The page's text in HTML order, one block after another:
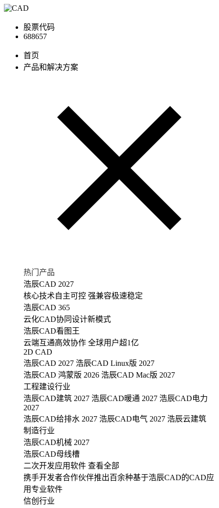
股票代码
688657
首页
产品和解决方案
热门产品
浩辰CAD 2027
核心技术自主可控 强兼容极速稳定
浩辰CAD 365
云化CAD协同设计新模式
浩辰CAD看图王
云端互通高效协作 全球用户超1亿
2D CAD
浩辰CAD 2027 浩辰CAD Linux版 2027
浩辰CAD 鸿蒙版 2026 浩辰CAD Mac版 2027
工程建设行业
浩辰CAD建筑 2027 浩辰CAD暖通 2027 浩辰CAD电力
2027
浩辰CAD给排水 2027 浩辰CAD电气 2027 浩辰云建筑
制造行业
浩辰CAD机械 2027
浩辰CAD母线槽
二次开发应用软件 查看全部
携手开发者合作伙伴推出百余种基于浩辰CAD的CAD应
用专业软件
信创行业